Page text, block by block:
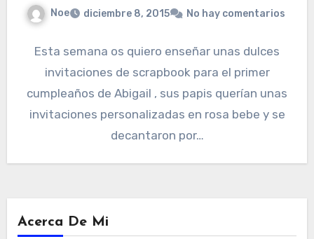
Noe diciembre 8, 2015 No hay comentarios
Esta semana os quiero enseñar unas dulces
invitaciones de scrapbook para el primer
cumpleaños de Abigail , sus papis querían unas
invitaciones personalizadas en rosa bebe y se
decantaron por…
Acerca De Mi